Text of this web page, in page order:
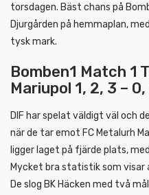
torsdagen. Bäst chans på
Djurgården på hemmaplan,
tysk mark.
Bomben1 Match 1
Mariupol 1, 2, 3 – 0,
DIF har spelat väldigt väl och
när de tar emot FC Metalurh
ligger laget på fjärde plats,
Mycket bra statistik som visar
De slog BK Häcken med två